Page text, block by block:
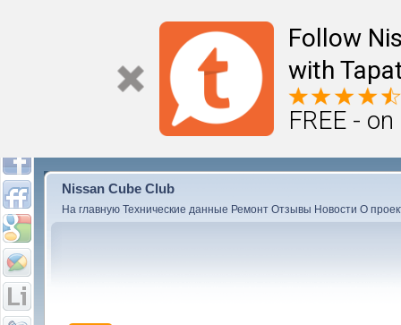
Follow
with
FREE -
Nissan Cube Club
На главную Технические данные Ремонт Отзывы Новости О